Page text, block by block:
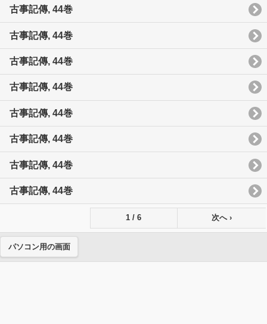
古事記傳, 44巻
古事記傳, 44巻
古事記傳, 44巻
古事記傳, 44巻
古事記傳, 44巻
古事記傳, 44巻
古事記傳, 44巻
古事記傳, 44巻
1 / 6 次へ ›
パソコン用の画面